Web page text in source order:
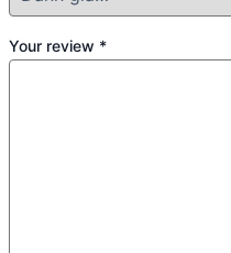
Your review *